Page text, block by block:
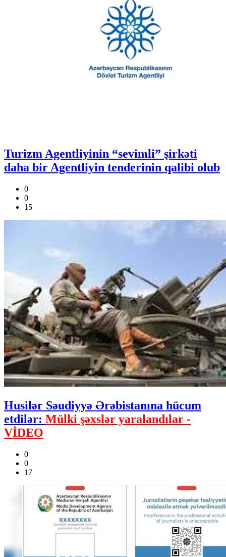
Turizm Agentliyinin “sevimli” şirkəti
daha bir Agentliyin tenderinin qalibi olub
0
0
15
Husilər Səudiyyə Ərəbistanına hücum
etdilər: Mülki şəxslər yaralandılar -
VİDEO
0
0
17